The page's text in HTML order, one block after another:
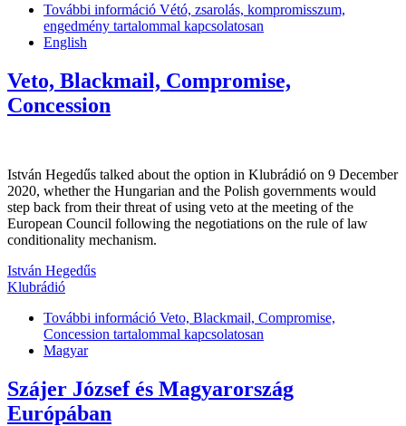
További információ Vétó, zsarolás, kompromisszum,
engedmény tartalommal kapcsolatosan
English
Veto, Blackmail, Compromise,
Concession
István Hegedűs talked about the option in Klubrádió on 9 December
2020, whether the Hungarian and the Polish governments would
step back from their threat of using veto at the meeting of the
European Council following the negotiations on the rule of law
conditionality mechanism.
István Hegedűs
Klubrádió
További információ Veto, Blackmail, Compromise,
Concession tartalommal kapcsolatosan
Magyar
Szájer József és Magyarország
Európában